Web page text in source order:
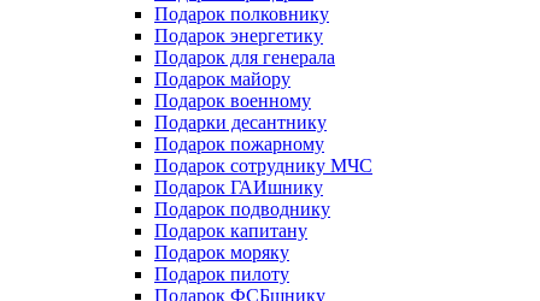
Подарок полковнику
Подарок энергетику
Подарок для генерала
Подарок майору
Подарок военному
Подарки десантнику
Подарок пожарному
Подарок сотруднику МЧС
Подарок ГАИшнику
Подарок подводнику
Подарок капитану
Подарок моряку
Подарок пилоту
Подарок ФСБшнику